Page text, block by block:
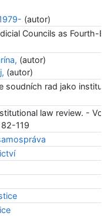
(autor)
Councils as Fourth-
(autor)
(autor)
soudních rad jako
law review. - Vol.
119